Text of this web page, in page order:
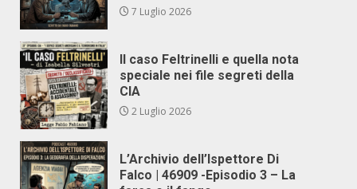
7 Luglio 2026
Il caso Feltrinelli e quella nota
speciale nei file segreti della
CIA
2 Luglio 2026
L’Archivio dell’Ispettore Di
Falco | 46909 -Episodio 3 – La